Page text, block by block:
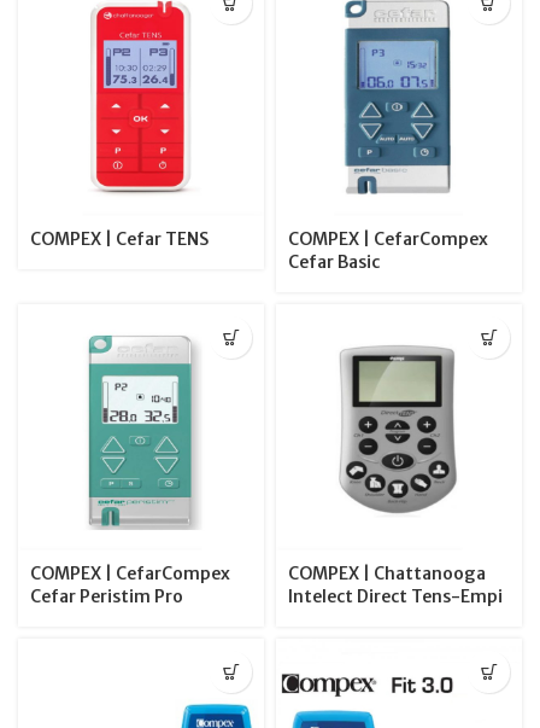
COMPEX | Cefar TENS
COMPEX | CefarCompex
Cefar Basic
COMPEX | CefarCompex
Cefar Peristim Pro
COMPEX | Chattanooga
Intelect Direct Tens-Empi